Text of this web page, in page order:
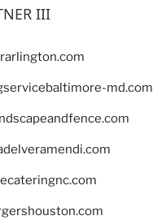
III
md.com